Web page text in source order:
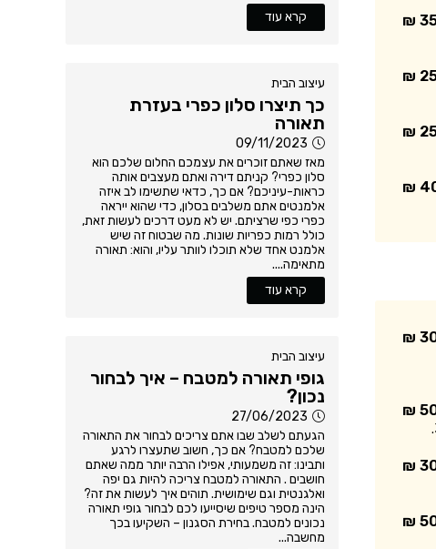
קרא עוד
עיצוב הבית
כך תיצרו סלון כפרי בעזרת
תאורה
09/11/2023
מאז שאתם זוכרים את עצמכם החלום שלכם הוא
סלון כפרי? קניתם דירה ואתם מעצבים אותה
כראות-עיניכם? אם כך, כדאי שתשימו לב איזה
אלמנטים אתם משלבים בסלון, כדי שהוא ייראה
כפרי כפי שרציתם. יש לא מעט דרכים לעשות זאת,
כולל רמות כפריות שונות. מה שבטוח זה שיש
אלמנט אחד שלא תוכלו לוותר עליו, והוא: תאורה
מתאימה....
קרא עוד
עיצוב הבית
גופי תאורה למטבח – איך לבחור
נכון?
27/06/2023
הגעתם לשלב שבו אתם צריכים לבחור את התאורה
שלכם למטבח? אם כך, חשוב שתעצרו לרגע
ותבינו: זה משמעותי, אפילו הרבה יותר ממה שאתם
חושבים . התאורה למטבח צריכה להיות גם יפה
ואלגנטית וגם שימושית. תוהים איך לעשות את זה?
הינה מספר טיפים שיסייעו לכם לבחור גופי תאורה
נכונים למטבח. בחירת הסגנון – השקיעו בכך
מחשבה...